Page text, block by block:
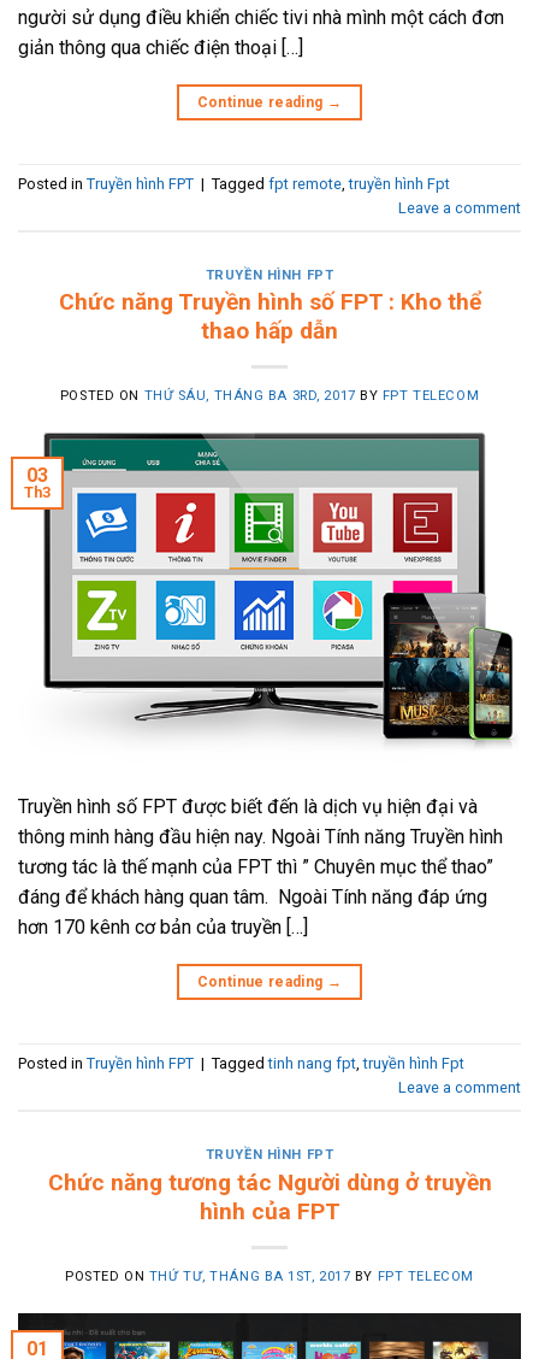
người sử dụng điều khiển chiếc tivi nhà mình một cách đơn
giản thông qua chiếc điện thoại […]
Continue reading →
Posted in Truyền hình FPT | Tagged fpt remote,truyền hình Fpt
Leave a comment
TRUYỀN HÌNH FPT
Chức năng Truyền hình số FPT : Kho thể
thao hấp dẫn
POSTED ON THỨ SÁU, THÁNG BA 3RD, 2017 BY FPT TELECOM
03
Th3
Truyền hình số FPT được biết đến là dịch vụ hiện đại và
thông minh hàng đầu hiện nay. Ngoài Tính năng Truyền hình
tương tác là thế mạnh của FPT thì ” Chuyên mục thể thao”
đáng để khách hàng quan tâm. Ngoài Tính năng đáp ứng
hơn 170 kênh cơ bản của truyền […]
Continue reading →
Posted in Truyền hình FPT | Taggedtinh nang fpt,truyền hình Fpt
Leave a comment
TRUYỀN HÌNH FPT
Chức năng tương tác Người dùng ở truyền
hình của FPT
POSTED ON THỨ TƯ, THÁNG BA 1ST, 2017 BY FPT TELECOM
01